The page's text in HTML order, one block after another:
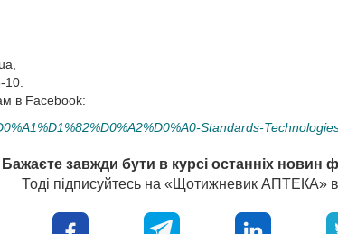
в Facebook:
Standards-
Бажаєте завжди бути в курсі останніх новин
Тоді підписуйтесь на «Щотижневик АПТЕКА»